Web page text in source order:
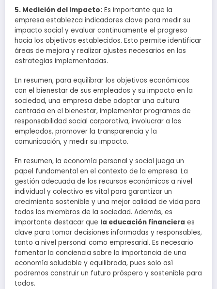
5. Medición del impacto: Es importante que la
empresa establezca indicadores clave para medir su
impacto social y evaluar continuamente el progreso
hacia los objetivos establecidos. Esto permite identificar
áreas de mejora y realizar ajustes necesarios en las
estrategias implementadas.
En resumen, para equilibrar los objetivos económicos
con el bienestar de sus empleados y su impacto en la
sociedad, una empresa debe adoptar una cultura
centrada en el bienestar, implementar programas de
responsabilidad social corporativa, involucrar a los
empleados, promover la transparencia y la
comunicación, y medir su impacto.
En resumen, la economía personal y social juega un
papel fundamental en el contexto de la empresa. La
gestión adecuada de los recursos económicos a nivel
individual y colectivo es vital para garantizar un
crecimiento sostenible y una mejor calidad de vida para
todos los miembros de la sociedad. Además, es
importante destacar que la educación financiera es
clave para tomar decisiones informadas y responsables,
tanto a nivel personal como empresarial. Es necesario
fomentar la conciencia sobre la importancia de una
economía saludable y equilibrada, pues solo así
podremos construir un futuro próspero y sostenible para
todos.